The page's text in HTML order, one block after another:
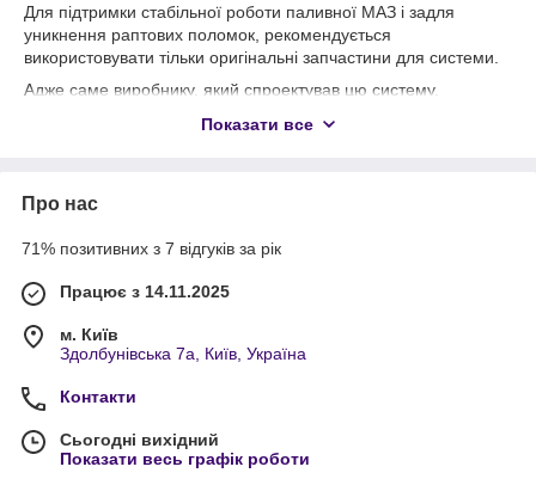
Для підтримки стабільної роботи паливної МАЗ і задля
уникнення раптових поломок, рекомендується
використовувати тільки оригінальні запчастини для системи.
Адже саме виробнику, який спроектував цю систему,
яких суворо контролюється на заводі та проходить ряд
стані? Насамперед це економія палива і, відповідно,
У нинішніх умовах економія та максимальний результат є
найперспективнішою стратегією розвитку підприємства.
Замовити запчастини для паливної системи, системи
живлення МАЗ Ви зможете:
прямо з нашого сайту, поклавши та підтвердивши
замовлення в кошику
Показати все
Про нас
71% позитивних з 7 відгуків за рік
Працює з 14.11.2025
м. Київ
Здолбунівська 7а, Київ, Україна
Контакти
Сьогодні вихідний
Показати весь графік роботи